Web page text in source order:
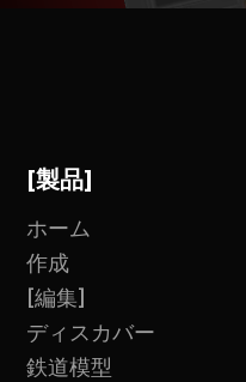
[製品]
ホーム
作成
[編集]
ディスカバー
鉄道模型